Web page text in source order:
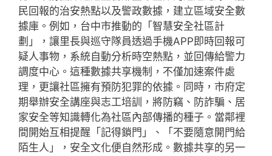
民回報的治安熱點以及警政數據，建立區域安全數
據庫。例如，台中市推動的「智慧安全社區計
劃」，讓里長與巡守隊員透過手機APP即時回報可
疑人事物，系統自動分析時空熱點，並回傳給警力
調度中心。這種數據共享機制，不僅加速案件處
理，更讓社區擁有預防犯罪的依據。同時，市府定
期舉辦安全講座與志工培訓，將防竊、防詐騙、居
家安全等知識轉化為社區內部傳播的種子。當鄰裡
間開始互相提醒「記得鎖門」、「不要隨意開門給
陌生人」，安全文化便自然形成。數據共享的另一